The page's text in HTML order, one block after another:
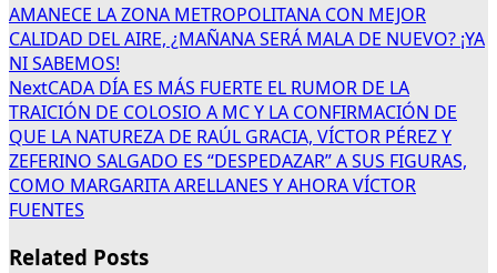
AMANECE LA ZONA METROPOLITANA CON MEJOR
CALIDAD DEL AIRE, ¿MAÑANA SERÁ MALA DE NUEVO? ¡YA
NI SABEMOS!
NextCADA DÍA ES MÁS FUERTE EL RUMOR DE LA
TRAICIÓN DE COLOSIO A MC Y LA CONFIRMACIÓN DE
QUE LA NATUREZA DE RAÚL GRACIA, VÍCTOR PÉREZ Y
ZEFERINO SALGADO ES “DESPEDAZAR” A SUS FIGURAS,
COMO MARGARITA ARELLANES Y AHORA VÍCTOR
FUENTES
Related Posts